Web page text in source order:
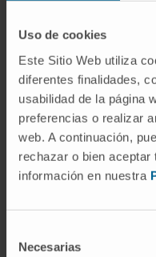
Uso de cookies
Este Sitio Web utiliza
diferentes finalidades,
usabilidad de la página
preferencias o realizar
web. A continuación,
rechazar o bien
información en nuestra
Necesarias